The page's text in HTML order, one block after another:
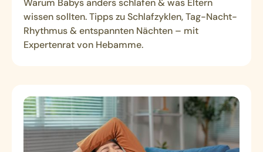
Warum Babys anders schlafen & was Eltern
wissen sollten. Tipps zu Schlafzyklen, Tag-Nacht-
Rhythmus & entspannten Nächten – mit
Expertenrat von Hebamme.